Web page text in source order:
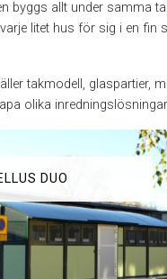
byggs allt under samma
litet hus för sig i en fin
takmodell, glaspartier,
olika
DUO